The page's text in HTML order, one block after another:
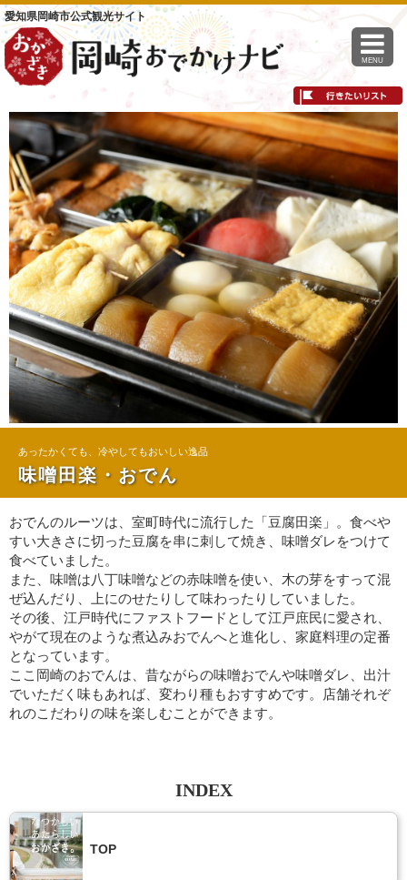
愛知県岡崎市公式観光サイト
MENU
あったかくても、冷やしてもおいしい逸品
味噌田楽・おでん
おでんのルーツは、室町時代に流行した「豆腐田楽」。食べや
すい大きさに切った豆腐を串に刺して焼き、味噌ダレをつけて
食べていました。
また、味噌は八丁味噌などの赤味噌を使い、木の芽をすって混
ぜ込んだり、上にのせたりして味わったりしていました。
その後、江戸時代にファストフードとして江戸庶民に愛され、
やがて現在のような煮込みおでんへと進化し、家庭料理の定番
となっています。
ここ岡崎のおでんは、昔ながらの味噌おでんや味噌ダレ、出汁
でいただく味もあれば、変わり種もおすすめです。店舗それぞ
れのこだわりの味を楽しむことができます。
INDEX
TOP